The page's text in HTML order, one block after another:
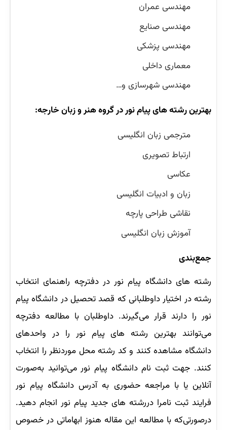
مهندسی عمران
مهندسی صنایع
مهندسی پزشکی
معماری داخلی
مهندسی شهرسازی و…
بهترین رشته های پیام نور در گروه هنر و زبان خارجه:
مترجمی زبان انگلیسی
ارتباط تصویری
عکاسی
زبان و ادبیات انگلیسی
نقاشی طراحی پارچه
آموزش زبان انگلیسی
جمع‌بندی
رشته های دانشگاه پیام نور در دفترچه راهنمای انتخاب
رشته در اختیار داوطلبانی که قصد تحصیل در دانشگاه پیام
نور را دارند قرار می‌گیرند. داوطلبان با مطالعه دفترچه
می‌توانند بهترین رشته ‌های پیام نور را در واحدهای
دانشگاه مشاهده کنند و کد رشته محل‌ موردنظر را انتخاب
کنند. جهت ثبت ‌نام دانشگاه پیام نور می‌توانید به‌صورت
آنلاین یا با مراجعه حضوری به آدرس دانشگاه پیام نور
فرایند ثبت نامرا دررشته های جدید پیام نور انجام دهید.
درصورتی‌که با مطالعه این مقاله هنوز ابهاماتی در خصوص